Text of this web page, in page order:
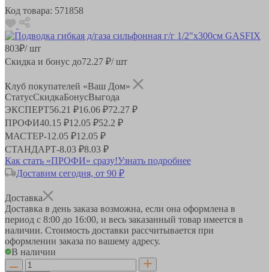
Код товара: 571858
803₽/ шт
Скидка и бонус до72.27 ₽/ шт
Клуб покупателей «Ваш Дом»
СтатусСкидкаБонусВыгода
ЭКСПЕРТ56.21 ₽16.06 ₽72.27 ₽
ПРОФИ40.15 ₽12.05 ₽52.2 ₽
МАСТЕР-12.05 ₽12.05 ₽
СТАНДАРТ-8.03 ₽8.03 ₽
Как стать «ПРОФИ» сразу!Узнать подробнее
Доставим сегодня, от 90 ₽
Доставка
Доставка в день заказа возможна, если она оформлена в
период с 8:00 до 16:00, и весь заказанный товар имеется в
наличии. Стоимость доставки рассчитывается при
оформлении заказа по вашему адресу.
В наличии